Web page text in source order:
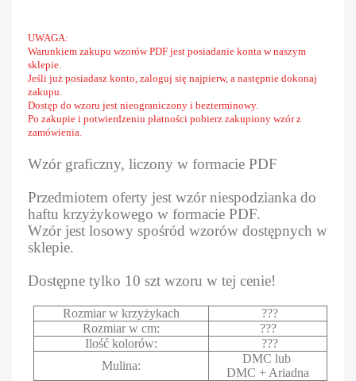
UWAGA:
Warunkiem zakupu wzorów PDF jest posiadanie konta w naszym
sklepie.
Jeśli już posiadasz konto, zaloguj się najpierw, a następnie dokonaj
zakupu.
Dostęp do wzoru jest nieograniczony i bezterminowy.
Po zakupie i potwierdzeniu płatności pobierz zakupiony wzór z
zamówienia.
Wzór graficzny, liczony w formacie PDF
Przedmiotem oferty jest wzór niespodzianka do
haftu krzyżykowego w formacie PDF.
Wzór jest losowy spośród wzorów dostępnych w
sklepie.
Dostępne tylko 10 szt wzoru w tej cenie!
Rozmiar w krzyżykach
???
Rozmiar w cm:
???
Ilość kolorów:
???
Mulina:
DMC lub
DMC + Ariadna